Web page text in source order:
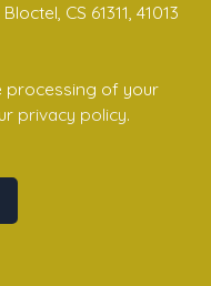
CS 61311, 41013
processing of your
privacy policy.